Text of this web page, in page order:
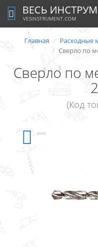
ВЕСЬ
VESINSTRUMENT.COM
Главная Расходные
Сверло по
Сверло по
(Код